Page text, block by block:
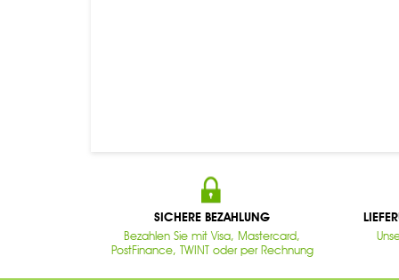
SICHERE BEZAHLUNG
Bezahlen Sie mit Visa, Mastercard,
PostFinance, TWINT oder per Rechnung